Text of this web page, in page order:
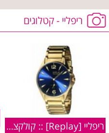
ריפליי - קטלוגים
ריפליי [Replay] :: קולקציית סתיו חורף 2010/11